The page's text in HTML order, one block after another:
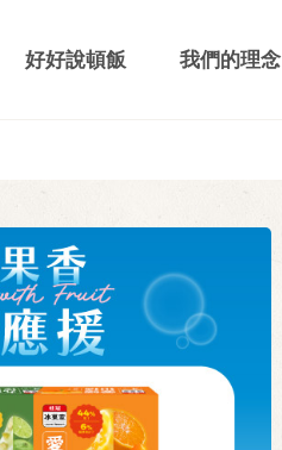
好好說頓飯 我們的理念